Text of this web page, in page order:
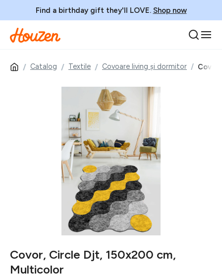
Find a birthday gift they'll LOVE. Shop now
Catalog Textile Covoare living și dormitor
Covor, Circle Djt, 150x200 cm,
Multicolor